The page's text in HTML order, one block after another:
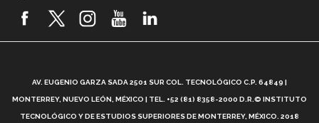
2026! (video)
¿Cómo es el Modelo Educativo Tec? (video)
AV. EUGENIO GARZA SADA 2501 SUR COL. TECNOLÓGICO C.P. 64849 |
MONTERREY, NUEVO LEÓN, MÉXICO | TEL. +52 (81) 8358-2000 D.R.© INSTITUTO
TECNOLÓGICO Y DE ESTUDIOS SUPERIORES DE MONTERREY, MÉXICO. 2018